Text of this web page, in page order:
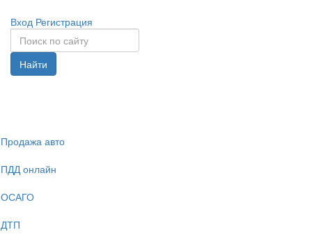
Вход Регистрация
Найти
Продажа авто
ПДД онлайн
ОСАГО
ДТП